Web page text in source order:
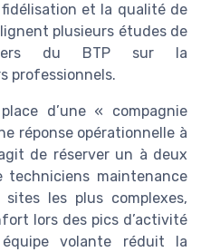
et la qualité de
plusieurs études de
du BTP sur la
professionnels.
d’une « compagnie
réponse opérationnelle à
de réserver un à deux
techniciens maintenance
les plus complexes,
lors des pics d’activité
volante réduit la